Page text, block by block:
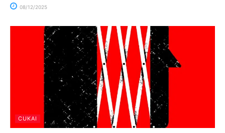
08/12/2025
CUKAI